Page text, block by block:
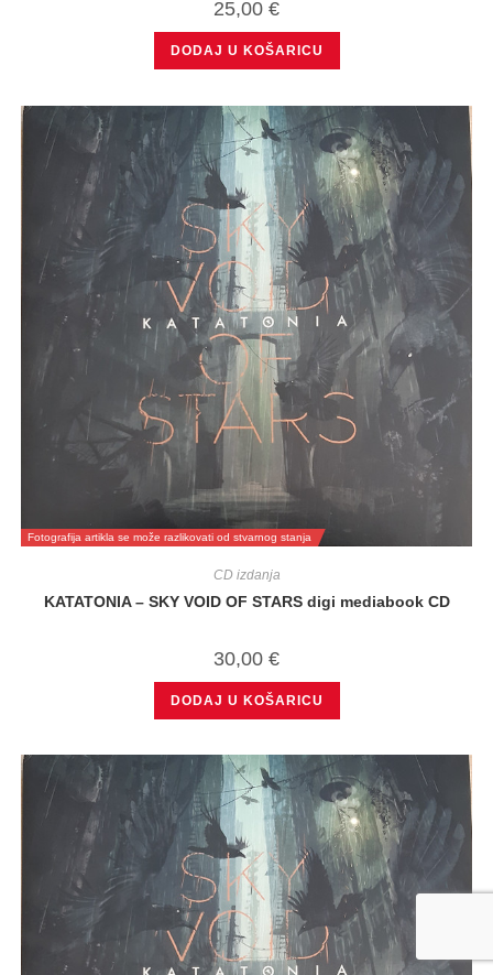
25,00 €
DODAJ U KOŠARICU
Fotografija artikla se može razlikovati od stvarnog stanja
CD izdanja
KATATONIA – SKY VOID OF STARS digi mediabook CD
30,00 €
DODAJ U KOŠARICU